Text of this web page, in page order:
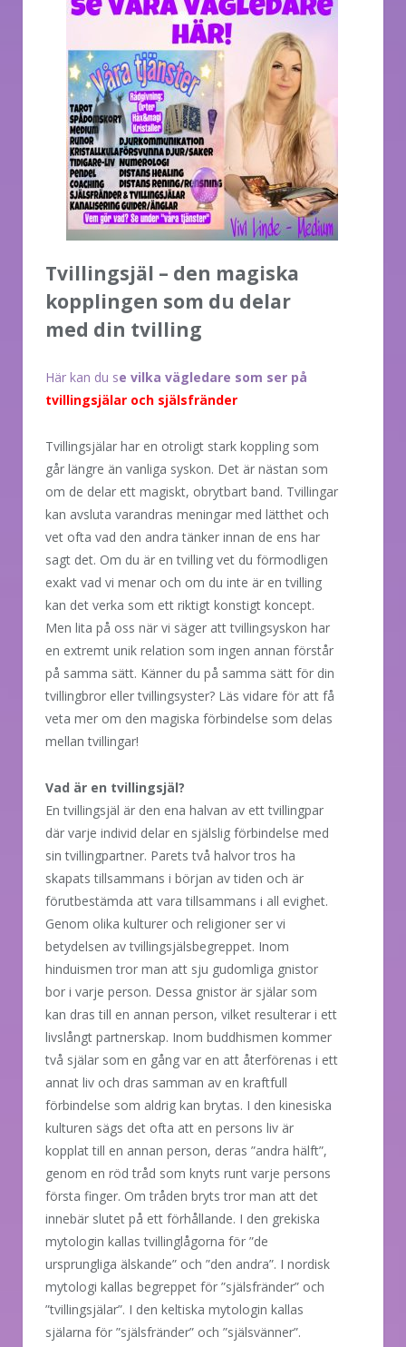
Tvillingsjäl – den magiska
kopplingen som du delar
med din tvilling
Här kan du se vilka vägledare som ser på
tvillingsjälar och själsfränder
Tvillingsjälar har en otroligt stark koppling som
går längre än vanliga syskon. Det är nästan som
om de delar ett magiskt, obrytbart band. Tvillingar
kan avsluta varandras meningar med lätthet och
vet ofta vad den andra tänker innan de ens har
sagt det. Om du är en tvilling vet du förmodligen
exakt vad vi menar och om du inte är en tvilling
kan det verka som ett riktigt konstigt koncept.
Men lita på oss när vi säger att tvillingsyskon har
en extremt unik relation som ingen annan förstår
på samma sätt. Känner du på samma sätt för din
tvillingbror eller tvillingsyster? Läs vidare för att få
veta mer om den magiska förbindelse som delas
mellan tvillingar!
Vad är en tvillingsjäl?
En tvillingsjäl är den ena halvan av ett tvillingpar
där varje individ delar en själslig förbindelse med
sin tvillingpartner. Parets två halvor tros ha
skapats tillsammans i början av tiden och är
förutbestämda att vara tillsammans i all evighet.
Genom olika kulturer och religioner ser vi
betydelsen av tvillingsjälsbegreppet. Inom
hinduismen tror man att sju gudomliga gnistor
bor i varje person. Dessa gnistor är själar som
kan dras till en annan person, vilket resulterar i ett
livslångt partnerskap. Inom buddhismen kommer
två själar som en gång var en att återförenas i ett
annat liv och dras samman av en kraftfull
förbindelse som aldrig kan brytas. I den kinesiska
kulturen sägs det ofta att en persons liv är
kopplat till en annan person, deras ”andra hälft”,
genom en röd tråd som knyts runt varje persons
första finger. Om tråden bryts tror man att det
innebär slutet på ett förhållande. I den grekiska
mytologin kallas tvillinglågorna för ”de
ursprungliga älskande” och ”den andra”. I nordisk
mytologi kallas begreppet för ”själsfränder” och
”tvillingsjälar”. I den keltiska mytologin kallas
själarna för ”själsfränder” och ”själsvänner”.